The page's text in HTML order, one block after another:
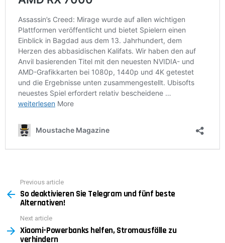
more
Previous article
So deaktivieren Sie Telegram und fünf beste
Alternativen!
Next article
Xiaomi-Powerbanks helfen, Stromausfälle zu
verhindern